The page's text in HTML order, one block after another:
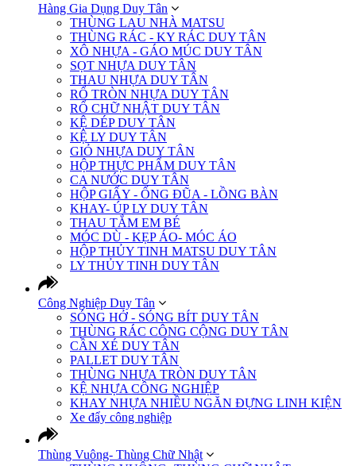
Hàng Gia Dụng Duy Tân
THÙNG LAU NHÀ MATSU
THÙNG RÁC - KY RÁC DUY TÂN
XÔ NHỰA - GÁO MÚC DUY TÂN
SỌT NHỰA DUY TÂN
THAU NHỰA DUY TÂN
RỔ TRÒN NHỰA DUY TÂN
RỔ CHỮ NHẬT DUY TÂN
KỆ DÉP DUY TÂN
KỆ LY DUY TÂN
GIỎ NHỰA DUY TÂN
HỘP THỰC PHẨM DUY TÂN
CA NƯỚC DUY TÂN
HỘP GIẤY - ỐNG ĐŨA - LỒNG BÀN
KHAY- ÚP LY DUY TÂN
THAU TẮM EM BÉ
MÓC DÙ - KẸP ÁO- MÓC ÁO
HỘP THỦY TINH MATSU DUY TÂN
LY THỦY TINH DUY TÂN
Công Nghiệp Duy Tân
SÓNG HỞ - SÓNG BÍT DUY TÂN
THÙNG RÁC CÔNG CỘNG DUY TÂN
CẦN XÉ DUY TÂN
PALLET DUY TÂN
THÙNG NHỰA TRÒN DUY TÂN
KỆ NHỰA CÔNG NGHIỆP
KHAY NHỰA NHIỀU NGĂN ĐỰNG LINH KIỆN
Xe đẩy công nghiệp
Thùng Vuông- Thùng Chữ Nhật